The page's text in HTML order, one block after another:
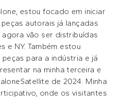
estou focado em iniciar
autorais já lançadas
vão ser distribuídas
e NY. Também estou
para a indústria e já
na minha terceira e
de 2024. Minha
onde os visitantes